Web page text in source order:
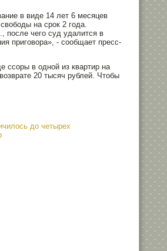
в виде 14 лет 6 месяцев
на срок 2 года.
после чего суд удалится в
приговора», - сообщает пресс-
ссоры в одной из квартир на
20 тысяч рублей. Чтобы
до четырех